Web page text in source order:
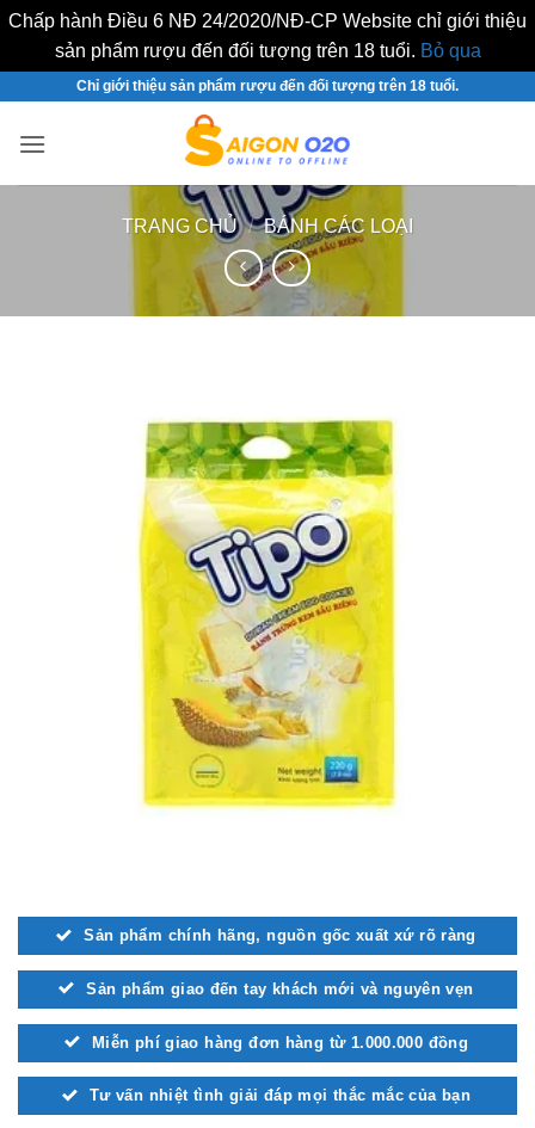
Chấp hành Điều 6 NĐ 24/2020/NĐ-CP Website chỉ giới thiệu
sản phẩm rượu đến đối tượng trên 18 tuổi. Bỏ qua
nội
Chỉ giới thiệu sản phẩm rượu đến đối tượng trên 18 tuổi.
TRANG CHỦ / BÁNH CÁC LOẠI
Sản phẩm chính hãng, nguồn gốc xuất xứ rõ ràng
Sản phẩm giao đến tay khách mới và nguyên vẹn
Miễn phí giao hàng đơn hàng từ 1.000.000 đồng
Tư vấn nhiệt tình giải đáp mọi thắc mắc của bạn